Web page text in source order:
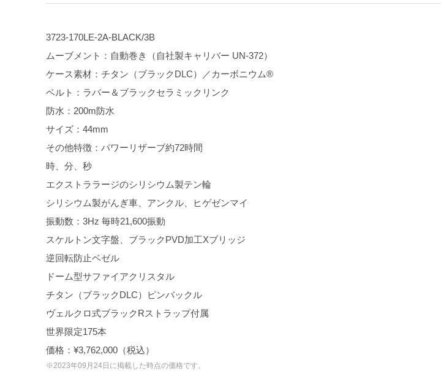
3723-170LE-2A-BLACK/3B
ムーブメント：自動巻き（自社製キャリバー UN-372）
ケース素材：チタン（ブラックDLC）／カーボニウム®
ベルト：ラバー＆ブラックセラミックリンク
防水：200m防水
サイズ：44mm
その他特徴：パワーリザーブ約72時間
時、分、秒
エクストララージのシリシウム製テン輪
シリシウム製がんぎ車、アンクル、ヒゲゼンマイ
振動数：3Hz 毎時21,600振動
スケルトン文字盤、ブラックPVD加工Xブリッジ
逆回転防止ベゼル
ドーム型サファイアクリスタル
チタン（ブラックDLC）ピンバックル
ヴェルクロ式ブラックRストラップ付属
世界限定175本
価格：¥3,762,000（税込）
※2023年09月24日に掲載した時点の価格です。